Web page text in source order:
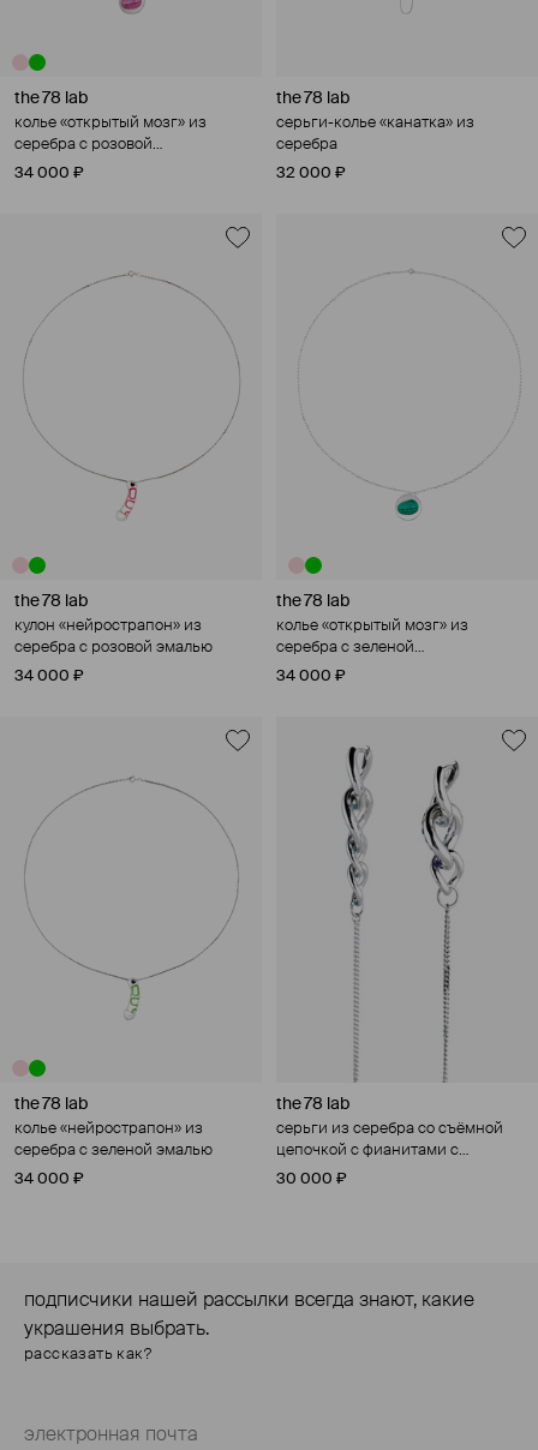
the 78 lab
колье «открытый мозг» из
серебра с розовой
нанокерамикой
34 000 ₽
the 78 lab
серьги-колье «канатка» из
серебра
32 000 ₽
the 78 lab
кулон «нейрострапон» из
серебра с розовой эмалью
34 000 ₽
the 78 lab
колье «открытый мозг» из
серебра с зеленой
нанокерамикой
34 000 ₽
the 78 lab
колье «нейрострапон» из
серебра с зеленой эмалью
34 000 ₽
the 78 lab
серьги из серебра со съёмной
цепочкой с фианитами с
длинной цепочкой
30 000 ₽
подписчики нашей рассылки всегда знают, какие
украшения выбрать.
рассказать как?